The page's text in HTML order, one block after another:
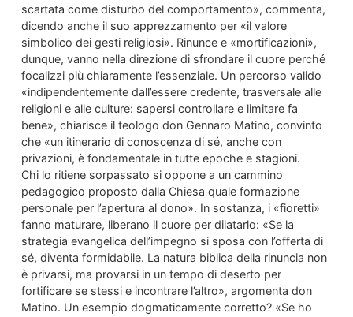
scartata come disturbo del comportamento», commenta,
dicendo anche il suo apprezzamento per «il valore
simbolico dei gesti religiosi». Rinunce e «mortificazioni»,
dunque, vanno nella direzione di sfrondare il cuore perché
focalizzi più chiaramente l’essenziale. Un percorso valido
«indipendentemente dall’essere credente, trasversale alle
religioni e alle culture: sapersi controllare e limitare fa
bene», chiarisce il teologo don Gennaro Matino, convinto
che «un itinerario di conoscenza di sé, anche con
privazioni, è fondamentale in tutte epoche e stagioni.
Chi lo ritiene sorpassato si oppone a un cammino
pedagogico proposto dalla Chiesa quale formazione
personale per l’apertura al dono». In sostanza, i «fioretti»
fanno maturare, liberano il cuore per dilatarlo: «Se la
strategia evangelica dell’impegno si sposa con l’offerta di
sé, diventa formidabile. La natura biblica della rinuncia non
è privarsi, ma provarsi in un tempo di deserto per
fortificare se stessi e incontrare l’altro», argomenta don
Matino. Un esempio dogmaticamente corretto? «Se ho